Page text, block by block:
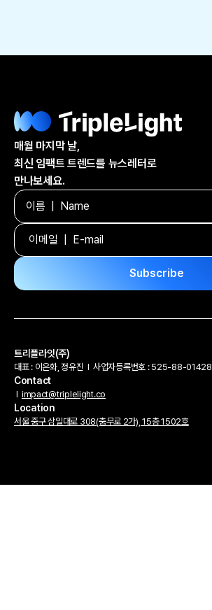
매월 마지막 날,
최신 임팩트 트렌드를 뉴스레터로
만나보세요.
트리플라잇(주)
대표 : 이은화, 정유진 l 사업자등록번호 : 525-88-01428
Contact
l impact@triplelight.co
Location
서울 중구 삼일대로 308(충무로 2가), 15층 1502호